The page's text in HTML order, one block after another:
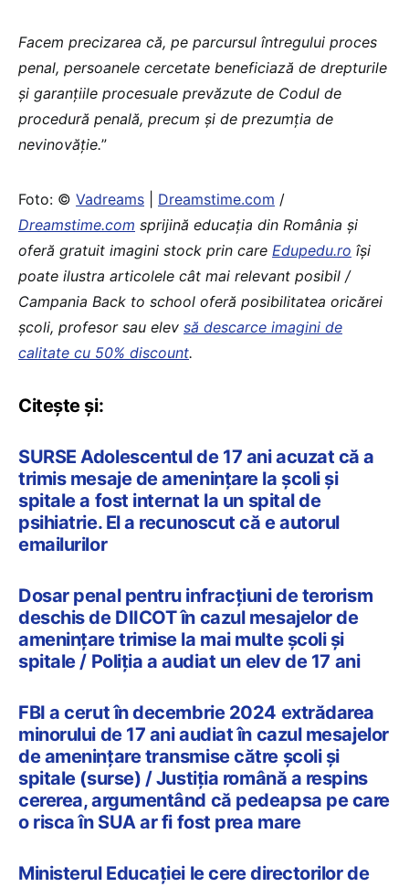
Facem precizarea că, pe parcursul întregului proces
penal, persoanele cercetate beneficiază de drepturile
și garanțiile procesuale prevăzute de Codul de
procedură penală, precum și de prezumția de
nevinovăție.”
Foto: © Vadreams Dreamstime.com /
Dreamstime.com sprijină educaţia din România şi
oferă gratuit imagini stock prin care Edupedu.ro îşi
poate ilustra articolele cât mai relevant posibil /
Campania Back to school oferă posibilitatea oricărei
școli, profesor sau elev să descarce imagini de
calitate cu 50% discount.
Citește și:
SURSE Adolescentul de 17 ani acuzat că a
trimis mesaje de amenințare la școli și
spitale a fost internat la un spital de
psihiatrie. El a recunoscut că e autorul
emailurilor
Dosar penal pentru infracțiuni de terorism
deschis de DIICOT în cazul mesajelor de
ameninţare trimise la mai multe şcoli şi
spitale / Poliția a audiat un elev de 17 ani
FBI a cerut în decembrie 2024 extrădarea
minorului de 17 ani audiat în cazul mesajelor
de amenințare transmise către școli și
spitale (surse) / Justiția română a respins
cererea, argumentând că pedeapsa pe care
o risca în SUA ar fi fost prea mare
Ministerul Educației le cere directorilor de